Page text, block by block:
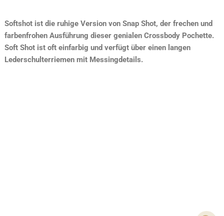
Softshot ist die ruhige Version von Snap Shot, der frechen und
farbenfrohen Ausführung dieser genialen Crossbody Pochette.
Soft Shot ist oft einfarbig und verfügt über einen langen
Lederschulterriemen mit Messingdetails.